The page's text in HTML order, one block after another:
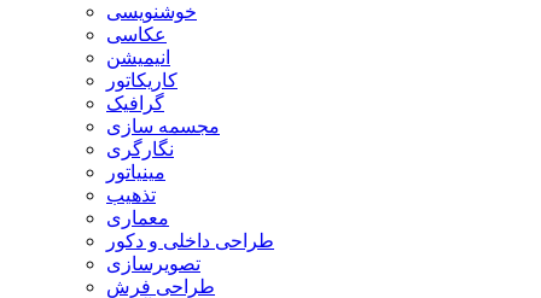
خوشنویسی
عکاسی
انیمیشن
کاریکاتور
گرافیک
مجسمه سازی
نگارگری
مینیاتور
تذهیب
معماری
طراحی داخلی و دکور
تصویرسازی
طراحی فرش